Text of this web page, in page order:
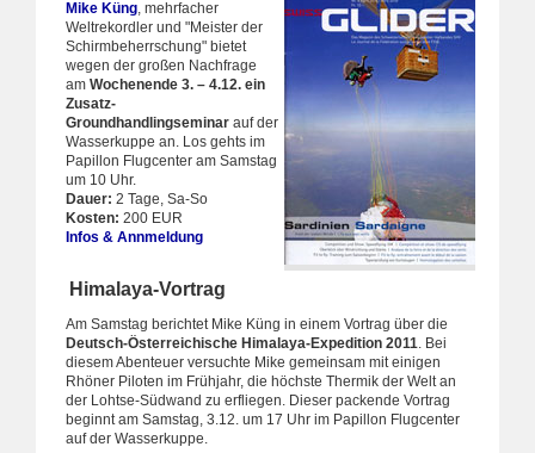
Mike Küng , mehrfacher
Weltrekordler und "Meister der
Schirmbeherrschung" bietet
wegen der großen Nachfrage
am Wochenende 3. – 4.12. ein
Zusatz-
Groundhandlingseminar auf der
Wasserkuppe an. Los gehts im
Papillon Flugcenter am Samstag
um 10 Uhr.
Dauer: 2 Tage, Sa-So
Kosten: 200 EUR
Infos & Annmeldung
Himalaya-Vortrag
Am Samstag berichtet Mike Küng in einem Vortrag über die
Deutsch-Österreichische Himalaya-Expedition 2011 . Bei
diesem Abenteuer versuchte Mike gemeinsam mit einigen
Rhöner Piloten im Frühjahr, die höchste Thermik der Welt an
der Lohtse-Südwand zu erfliegen. Dieser packende Vortrag
beginnt am Samstag, 3.12. um 17 Uhr im Papillon Flugcenter
auf der Wasserkuppe.